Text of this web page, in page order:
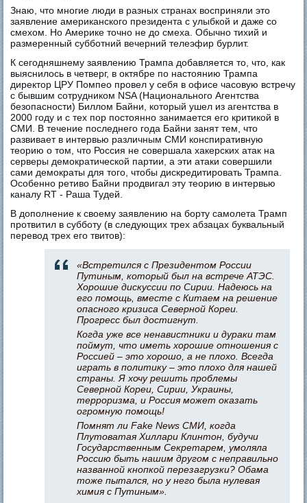
Знаю, что многие люди в разных странах восприняли это
заявление американского президента с улыбкой и даже со
смехом. Но Америке точно не до смеха. Обычно тихий и
размеренный субботний вечерний телеэфир бурлит.
К сегодняшнему заявлению Трампа добавляется то, что, как
выяснилось в четверг, в октябре по настоянию Трампа
директор ЦРУ Помпео провел у себя в офисе часовую встречу
с бывшим сотрудником NSA (Национального Агентства
безопасности) Биллом Байни, который ушел из агентства в
2000 году и с тех пор постоянно занимается его критикой в
СМИ. В течение последнего года Байни занят тем, что
развивает в интервью различным СМИ конспиративную
теорию о том, что Россия не совершала хакерских атак на
серверы демократической партии, а эти атаки совершили
сами демократы для того, чтобы дискредитировать Трампа.
Особенно ретиво Байни продвигал эту теорию в интервью
каналу RT - Раша Тудей.
В дополнение к своему заявлению на борту самолета Трамп
протвитил в субботу (в следующих трех абзацах буквальный
перевод трех его твитов):
«Встретился с Президентом России
Путиным, который был на встрече АТЭС.
Хорошие дискуссии по Сирии. Надеюсь на
его помощь, вместе с Китаем на решение
опасного кризиса Северной Кореи.
Прогресс был достигнут.
Когда уже все ненавистники и дураки там
поймут, что иметь хорошие отношения с
Россией – это хорошо, а не плохо. Всегда
играть в политику – это плохо для нашей
страны. Я хочу решить проблемы
Северной Кореи, Сирии, Украины,
терроризма, и Россия может оказать
огромную помощь!
Помнят ли Fake News СМИ, когда
Плутоватая Хиллари Клинтон, будучи
Государственным Секретарем, умоляла
Россию быть нашим другом с неправильно
названной кнопкой перезагрузки? Обама
тоже пытался, но у него была нулевая
химия с Путиным».